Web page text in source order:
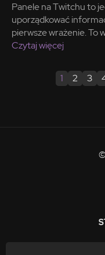
Panele na Twitchu to
uporządkować
pierwsze wrażenie. To
Czytaj więcej
1 2 3